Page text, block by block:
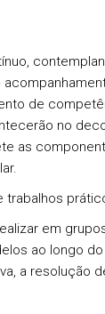
de
no
as
trabalhos
em
ao longo
a resolução